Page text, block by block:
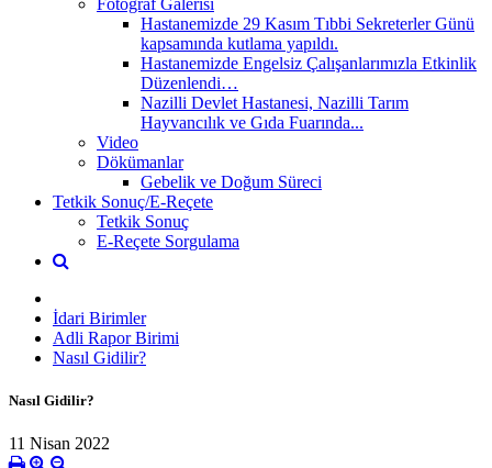
Hastanemizde 29 Kasım Tıbbi Sekreterler Günü
kapsamında kutlama yapıldı.
Hastanemizde Engelsiz Çalışanlarımızla Etkinlik
Düzenlendi…
Nazilli Devlet Hastanesi, Nazilli Tarım
Hayvancılık ve Gıda Fuarında...
Video
Dökümanlar
Gebelik ve Doğum Süreci
Tetkik Sonuç/E-Reçete
Tetkik Sonuç
E-Reçete Sorgulama
İdari Birimler
Adli Rapor Birimi
Nasıl Gidilir?
Nasıl Gidilir?
11 Nisan 2022